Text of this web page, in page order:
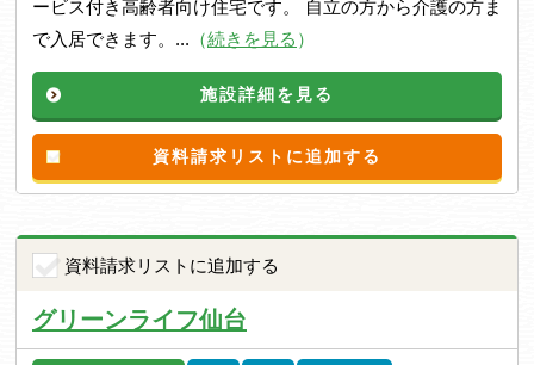
ービス付き高齢者向け住宅です。 自立の方から介護の方ま
で入居できます。... （続きを見る ）
施設詳細を見る
資料請求リストに追加する
資料請求リストに追加する
グリーンライフ仙台